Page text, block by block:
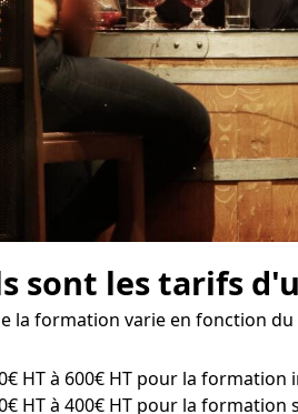
sont les tarifs
la formation varie en fonction
HT à 600€ HT pour la
HT à 400€ HT pour la